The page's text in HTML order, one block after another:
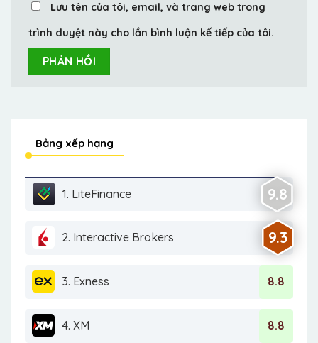
Lưu tên của tôi, email, và trang web trong
trình duyệt này cho lần bình luận kế tiếp của tôi.
Bảng xếp hạng
1. LiteFinance 9.8
2. Interactive Brokers 9.3
3. Exness 8.8
4. XM 8.8